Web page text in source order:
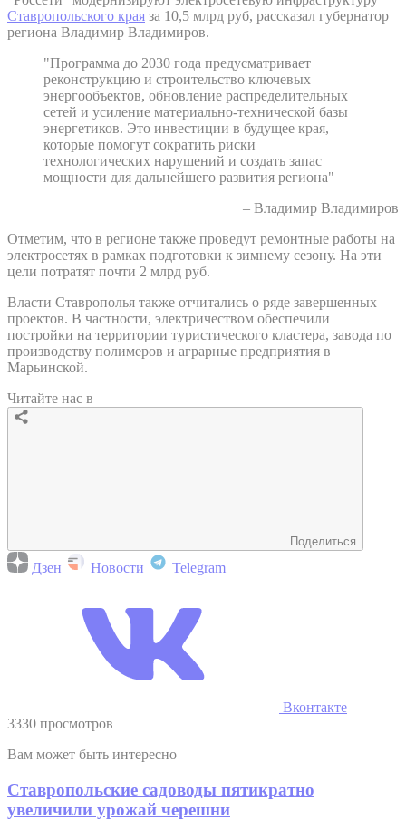
Ставропольского края за 10,5 млрд руб, рассказал губернатор
региона Владимир Владимиров.
"Программа до 2030 года предусматривает
реконструкцию и строительство ключевых
энергообъектов, обновление распределительных
сетей и усиление материально-технической базы
энергетиков. Это инвестиции в будущее края,
которые помогут сократить риски
технологических нарушений и создать запас
мощности для дальнейшего развития региона"
– Владимир Владимиров
Отметим, что в регионе также проведут ремонтные работы на
электросетях в рамках подготовки к зимнему сезону. На эти
цели потратят почти 2 млрд руб.
Власти Ставрополья также отчитались о ряде завершенных
проектов. В частности, электричеством обеспечили
постройки на территории туристического кластера, завода по
производству полимеров и аграрные предприятия в
Марьинской.
Читайте нас в
Поделиться
Дзен Новости Telegram
Вконтакте
3330 просмотров
Вам может быть интересно
Ставропольские садоводы пятикратно
увеличили урожай черешни